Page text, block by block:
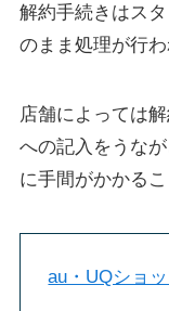
解約手続きはス
のまま処理が行わ
店舗によっては
への記入をうな
に手間がかかる
au・UQショ